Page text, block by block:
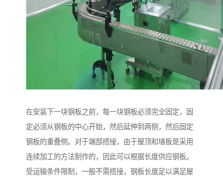
在安装下一块钢板之前，每一块钢板必须完全固定，固
定必须从钢板的中心开始，然后延伸到两侧，然后固定
钢板的重叠侧。对于端部搭接，由于屋顶和墙板是采用
连续加工的方法制作的，因此可以根据长度供应钢板。
受运输条件限制，一般不需搭接，钢板长度足以满足屋